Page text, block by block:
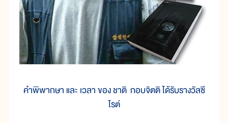
คำพิพากษา และ เวลา ของ ชาติ กอบจิตติ ได้รับรางวัลซี
ไรต์